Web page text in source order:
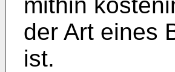
der Art eines
ist.